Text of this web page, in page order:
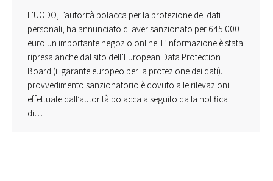
L’UODO, l’autorità polacca per la protezione dei dati
personali, ha annunciato di aver sanzionato per 645.000
euro un importante negozio online. L’informazione è stata
ripresa anche dal sito dell’European Data Protection
Board (il garante europeo per la protezione dei dati). Il
provvedimento sanzionatorio è dovuto alle rilevazioni
effettuate dall’autorità polacca a seguito dalla notifica
di…